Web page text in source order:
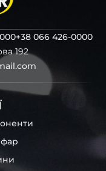
+38 066 426-0000
192